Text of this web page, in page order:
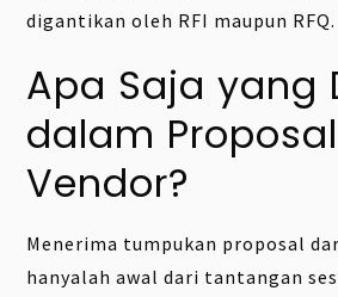
digantikan oleh RFI maupun RFQ.
Apa Saja yang
dalam Proposal
Vendor?
Menerima tumpukan proposal
hanyalah awal dari tantangan